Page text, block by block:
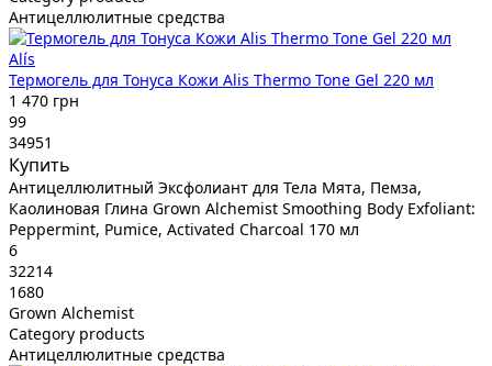
Антицеллюлитные средства
Alís
Термогель для Тонуса Кожи Alis Thermo Tone Gel 220 мл
1 470 грн
99
34951
Купить
Антицеллюлитный Эксфолиант для Тела Мята, Пемза,
Каолиновая Глина Grown Alchemist Smoothing Body Exfoliant:
Peppermint, Pumice, Activated Charcoal 170 мл
6
32214
1680
Grown Alchemist
Category products
Антицеллюлитные средства